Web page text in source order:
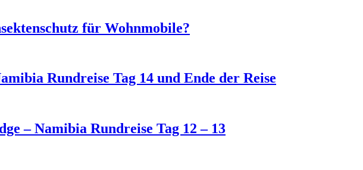
für Wohnmobile?
Rundreise Tag 14 und Ende der Reise
– Namibia Rundreise Tag 12 – 13